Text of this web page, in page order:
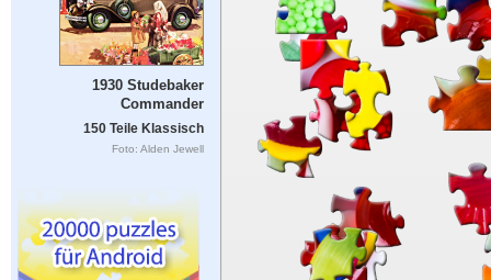
1930 Studebaker
Commander
150 Teile Klassisch
Foto: Alden Jewell